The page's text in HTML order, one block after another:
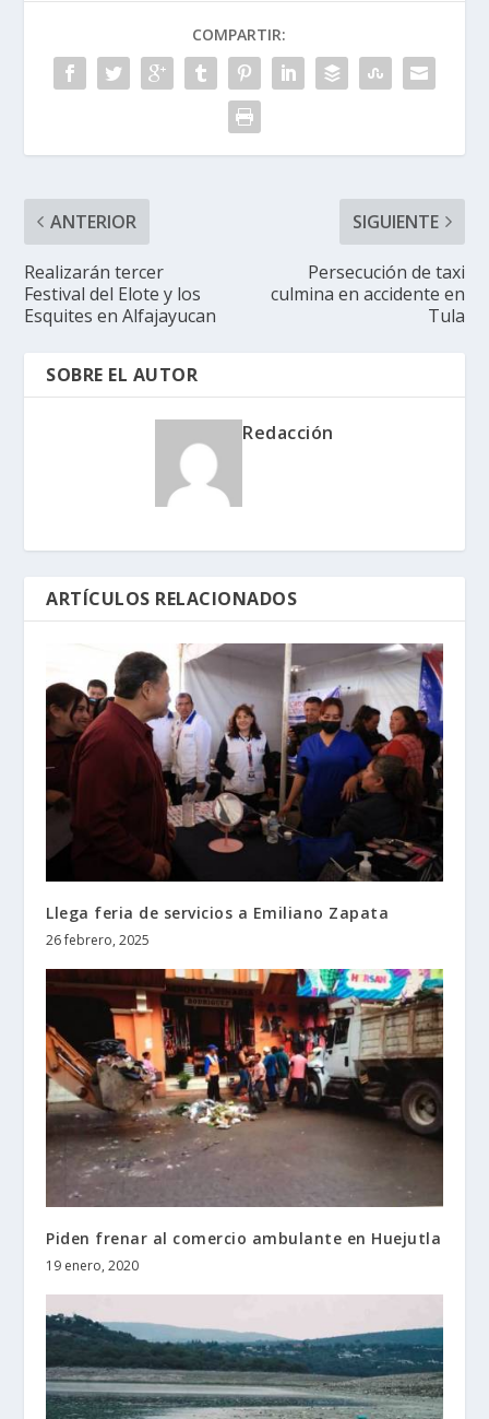
COMPARTIR:
ANTERIOR
Realizarán tercer
Festival del Elote y los
Esquites en Alfajayucan
SIGUIENTE
Persecución de taxi
culmina en accidente en
Tula
SOBRE EL AUTOR
Redacción
ARTÍCULOS RELACIONADOS
Llega feria de servicios a Emiliano Zapata
26 febrero, 2025
Piden frenar al comercio ambulante en Huejutla
19 enero, 2020